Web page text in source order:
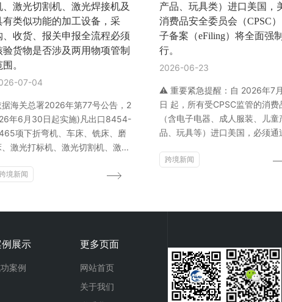
、激光切割机、激光焊接机及
有类似功能的加工设备，采
、收货、报关申报全流程必须
验货物是否涉及两用物项管制
。
07-04
据海关总署2026年第77号公告，2
年6月30日起实施)凡出口8454-
项下折弯机、车床、铣床、磨
、激光打标机、激光切割机、激...
境新闻
产品、玩具类）进口美国，
消费品安全委员会（CPSC
子备案（eFiling）将全面强
行。
2026-06-23
⚠️ 重要紧急提醒：自 2026年7
日 起，所有受CPSC监管的消费
（含电子电器、成人服装、儿童
品、玩具等）进口美国，必须通
跨境新闻
展示
案例
更多页面
网站首页
关于我们